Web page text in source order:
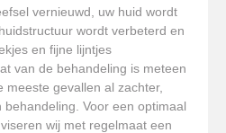
vernieuwd, uw huid wordt
wordt verbeterd en
en fijne lijntjes
van de behandeling is meteen
meeste gevallen al zachter,
Voor een optimaal
wij met regelmaat een